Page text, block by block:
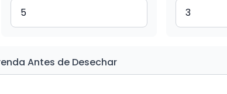
Antes de Desechar